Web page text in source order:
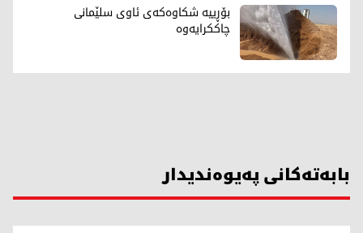
بۆڕییە شکاوەکەی ئاوی سلێمانی
چاککرایەوە
بابەتەکانی پەیوەندیدار